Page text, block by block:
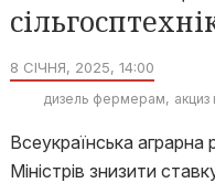
8 СІЧНЯ, 2025, 14:00
дизель фермерам
Всеукраїнська
Міністрів знизити